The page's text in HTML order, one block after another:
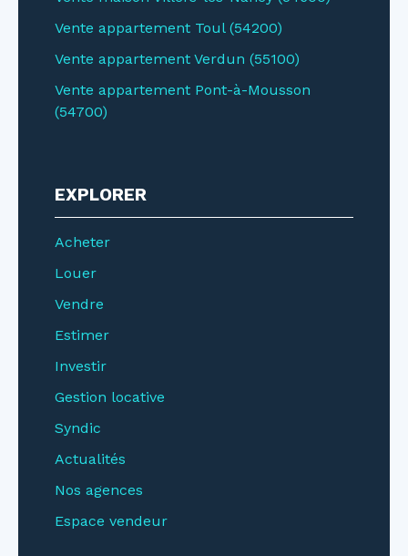
Vente appartement Toul (54200)
Vente appartement Verdun (55100)
Vente appartement Pont-à-Mousson
(54700)
EXPLORER
Acheter
Louer
Vendre
Estimer
Investir
Gestion locative
Syndic
Actualités
Nos agences
Espace vendeur